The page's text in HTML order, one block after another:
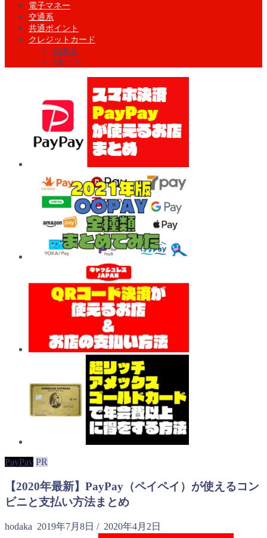
電子マネー
交通系
共通ポイント
クレジットカード
AMEX
dカード
PayPay PR
【2020年最新】PayPay（ペイペイ）が使えるコン
ビニと支払い方法まとめ
hodaka 2019年7月8日 / 2020年4月2日